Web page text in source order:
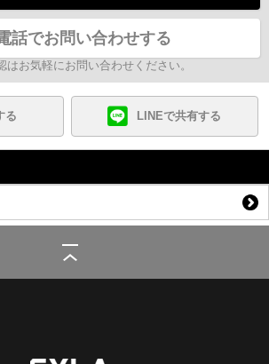
話でお問い合わせする
はお気軽にお問い合わせください。
る LINEで共有する